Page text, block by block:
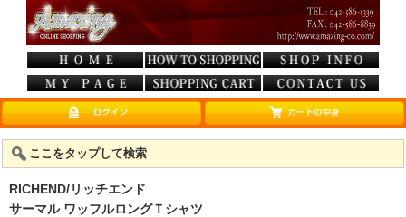
ここをタップして検索
RICHEND/リッチエンド
サーマル ワッフルロングＴシャツ